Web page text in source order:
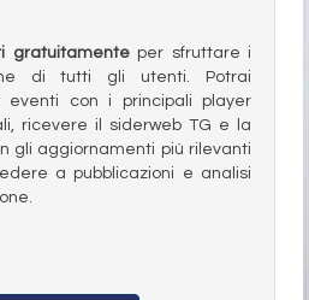
gratuitamenteper sfruttare i
di tutti gli utenti. Potrai
eventi con i principali player
ricevere il siderweb TG e la
gli aggiornamenti più rilevanti
a pubblicazioni e analisi